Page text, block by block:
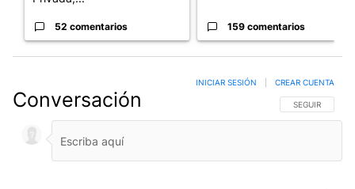
52 comentarios 159 comentarios
Conversación SIGA ESTA
SEGUIR
INICIAR SESIÓN CREAR CUENTA